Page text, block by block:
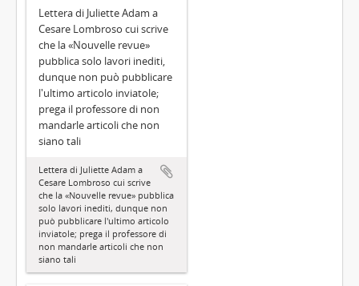
Lettera di Juliette Adam a
Cesare Lombroso cui scrive
che la «Nouvelle revue»
pubblica solo lavori inediti,
dunque non può pubblicare
l'ultimo articolo inviatole;
prega il professore di non
mandarle articoli che non
siano tali
Lettera di Juliette Adam a
Cesare Lombroso cui scrive
che la «Nouvelle revue» pubblica
solo lavori inediti, dunque non
può pubblicare l'ultimo articolo
inviatole; prega il professore di
non mandarle articoli che non
siano tali